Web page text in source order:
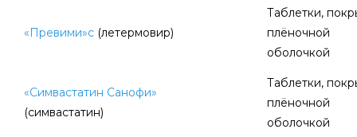
«Превими»с (летермовир)
Таблетки,
плёночной
оболочкой
«Симвастатин Санофи»
(симвастатин)
Таблетки,
плёночной
оболочкой